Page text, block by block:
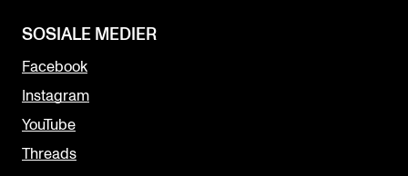
SOSIALE MEDIER
Facebook
Instagram
YouTube
Threads